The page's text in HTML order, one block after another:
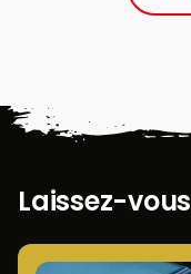
Laissez-vous